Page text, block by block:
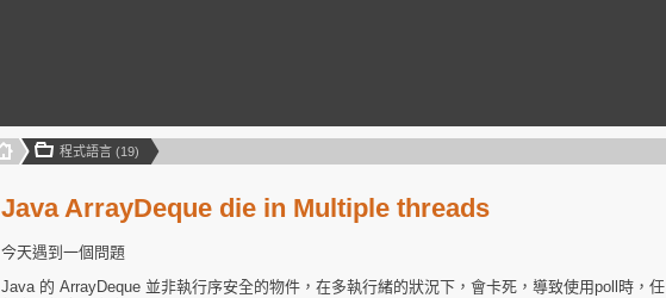
程式語言 (19)
Java ArrayDeque die in Multiple threads
今天遇到一個問題
Java 的 ArrayDeque 並非執行序安全的物件，在多執行緒的狀況下，會卡死，導致使用poll時，任